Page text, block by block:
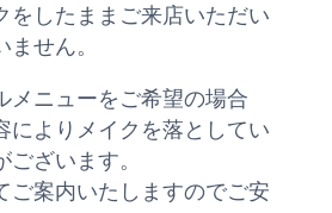
をしたままご来店いただい
せん。
メニューをご希望の場合
によりメイクを落としてい
ざいます。
ご案内いたしますのでご安